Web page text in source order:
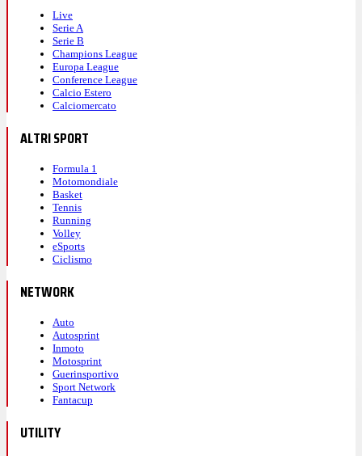
Live
Serie A
Serie B
Champions League
Europa League
Conference League
Calcio Estero
Calciomercato
ALTRI SPORT
Formula 1
Motomondiale
Basket
Tennis
Running
Volley
eSports
Ciclismo
NETWORK
Auto
Autosprint
Inmoto
Motosprint
Guerinsportivo
Sport Network
Fantacup
UTILITY